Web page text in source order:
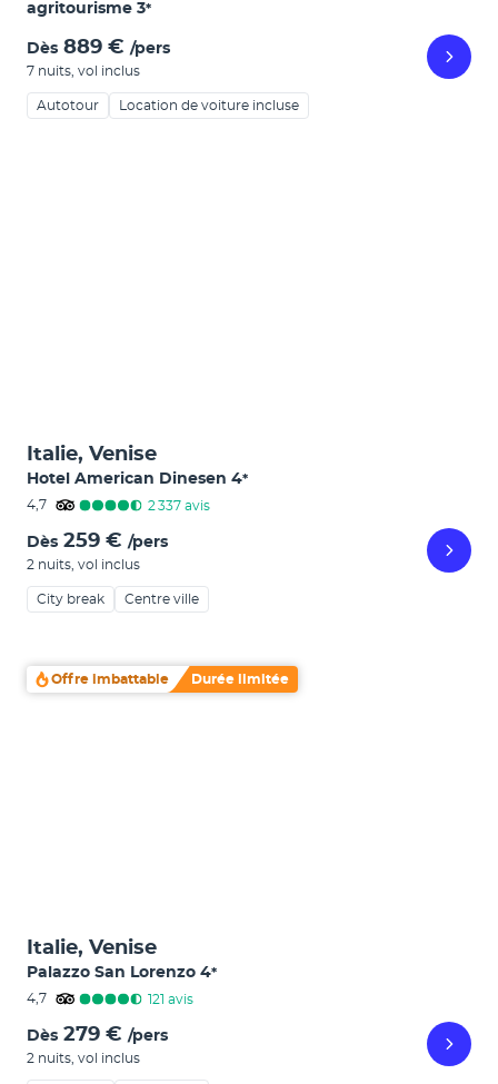
agritourisme 3*
Dès 889 € /pers
7 nuits vol inclus
Autotour Location de voiture incluse
Italie, Venise
Hotel American Dinesen 4*
4,7 2 337 avis
Dès 259 € /pers
2 nuits vol inclus
City break Centre ville
Offre imbattable Durée limitée
Italie, Venise
Palazzo San Lorenzo 4*
4,7 121 avis
Dès 279 € /pers
2 nuits vol inclus